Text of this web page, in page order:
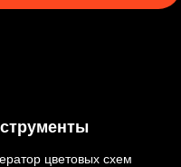
цветовых схем